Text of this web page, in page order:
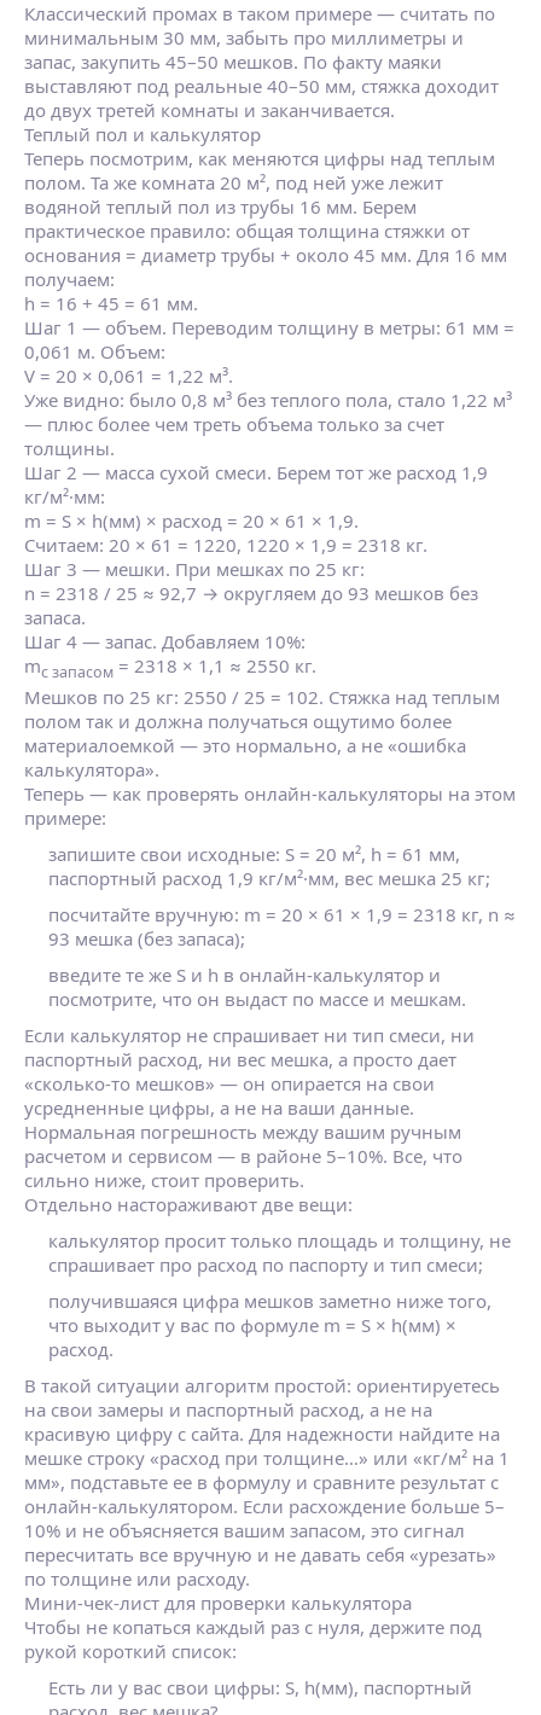
Классический промах в таком примере — считать по
минимальным 30 мм, забыть про миллиметры и
запас, закупить 45–50 мешков. По факту маяки
выставляют под реальные 40–50 мм, стяжка доходит
до двух третей комнаты и заканчивается.
Теплый пол и калькулятор
Теперь посмотрим, как меняются цифры над теплым
полом. Та же комната 20 м², под ней уже лежит
водяной теплый пол из трубы 16 мм. Берем
практическое правило: общая толщина стяжки от
основания = диаметр трубы + около 45 мм. Для 16 мм
получаем:
h = 16 + 45 = 61 мм.
Шаг 1 — объем. Переводим толщину в метры: 61 мм =
0,061 м. Объем:
V = 20 × 0,061 = 1,22 м³.
Уже видно: было 0,8 м³ без теплого пола, стало 1,22 м³
— плюс более чем треть объема только за счет
толщины.
Шаг 2 — масса сухой смеси. Берем тот же расход 1,9
кг/м²·мм:
m = S × h(мм) × расход = 20 × 61 × 1,9.
Считаем: 20 × 61 = 1220, 1220 × 1,9 = 2318 кг.
Шаг 3 — мешки. При мешках по 25 кг:
n = 2318 / 25 ≈ 92,7 → округляем до 93 мешков без
запаса.
Шаг 4 — запас. Добавляем 10%:
mс запасом = 2318 × 1,1 ≈ 2550 кг.
Мешков по 25 кг: 2550 / 25 = 102. Стяжка над теплым
полом так и должна получаться ощутимо более
материалоемкой — это нормально, а не «ошибка
калькулятора».
Теперь — как проверять онлайн‑калькуляторы на этом
примере:
запишите свои исходные: S = 20 м², h = 61 мм,
паспортный расход 1,9 кг/м²·мм, вес мешка 25 кг;
посчитайте вручную: m = 20 × 61 × 1,9 = 2318 кг, n ≈
93 мешка (без запаса);
введите те же S и h в онлайн‑калькулятор и
посмотрите, что он выдаст по массе и мешкам.
Если калькулятор не спрашивает ни тип смеси, ни
паспортный расход, ни вес мешка, а просто дает
«сколько‑то мешков» — он опирается на свои
усредненные цифры, а не на ваши данные.
Нормальная погрешность между вашим ручным
расчетом и сервисом — в районе 5–10%. Все, что
сильно ниже, стоит проверить.
Отдельно настораживают две вещи:
калькулятор просит только площадь и толщину, не
спрашивает про расход по паспорту и тип смеси;
получившаяся цифра мешков заметно ниже того,
что выходит у вас по формуле m = S × h(мм) ×
расход.
В такой ситуации алгоритм простой: ориентируетесь
на свои замеры и паспортный расход, а не на
красивую цифру с сайта. Для надежности найдите на
мешке строку «расход при толщине…» или «кг/м² на 1
мм», подставьте ее в формулу и сравните результат с
онлайн‑калькулятором. Если расхождение больше 5–
10% и не объясняется вашим запасом, это сигнал
пересчитать все вручную и не давать себя «урезать»
по толщине или расходу.
Мини‑чек‑лист для проверки калькулятора
Чтобы не копаться каждый раз с нуля, держите под
рукой короткий список:
Есть ли у вас свои цифры: S, h(мм), паспортный